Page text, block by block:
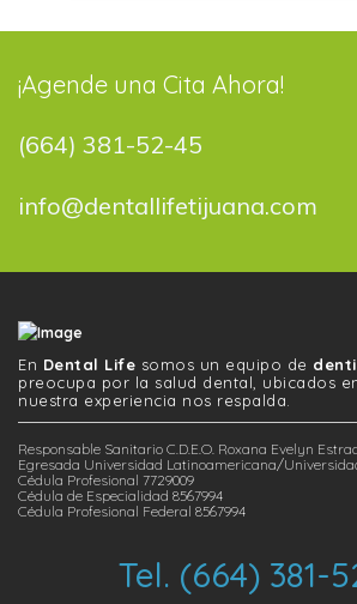
¡Agende una Cita Ahora!
(664) 381-52-45
info@dentallifetijuana.com
En Dental Life somos un equipo de
preocupa por la salud dental, ubicados
nuestra experiencia nos respalda.
Responsable Sanitario C.D.E.O. Roxana Evelyn
Egresada Universidad Latinoamericana/
Cédula Profesional 7729009
Cédula de Especialidad 8567994
Cédula Profesional Federal 8567994
Tel. (664) 381-